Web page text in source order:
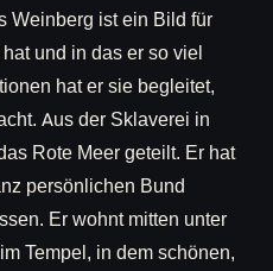
Weinberg ist ein Bild für
und in das er so viel
hat er sie begleitet,
Aus der Sklaverei in
Rote Meer geteilt. Er hat
persönlichen Bund
Er wohnt mitten unter
Tempel, in dem schönen,